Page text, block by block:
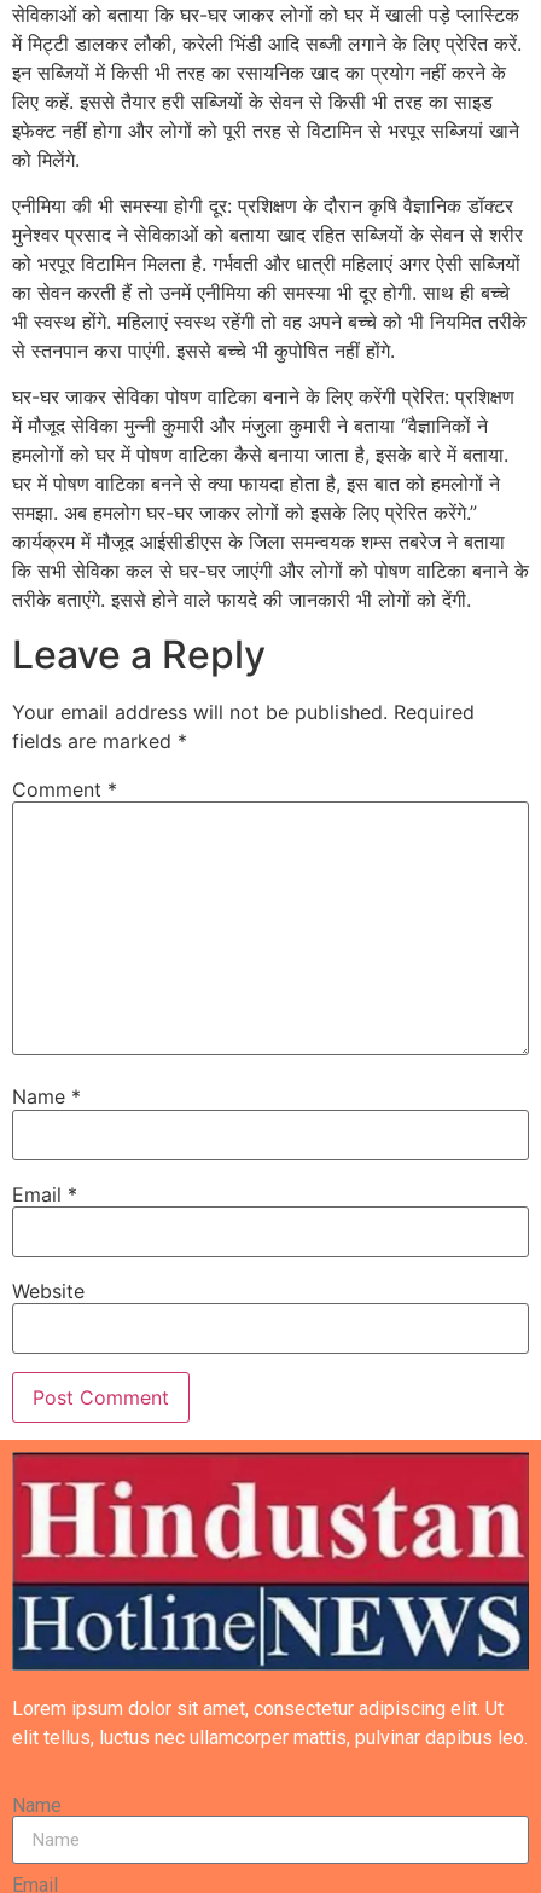
सेविकाओं को बताया कि घर-घर जाकर लोगों को घर में खाली पड़े प्लास्टिक
में मिट्टी डालकर लौकी, करेली भिंडी आदि सब्जी लगाने के लिए प्रेरित करें.
इन सब्जियों में किसी भी तरह का रसायनिक खाद का प्रयोग नहीं करने के
लिए कहें. इससे तैयार हरी सब्जियों के सेवन से किसी भी तरह का साइड
इफेक्ट नहीं होगा और लोगों को पूरी तरह से विटामिन से भरपूर सब्जियां खाने
को मिलेंगे.
एनीमिया की भी समस्या होगी दूर: प्रशिक्षण के दौरान कृषि वैज्ञानिक डॉक्टर
मुनेश्वर प्रसाद ने सेविकाओं को बताया खाद रहित सब्जियों के सेवन से शरीर
को भरपूर विटामिन मिलता है. गर्भवती और धात्री महिलाएं अगर ऐसी सब्जियों
का सेवन करती हैं तो उनमें एनीमिया की समस्या भी दूर होगी. साथ ही बच्चे
भी स्वस्थ होंगे. महिलाएं स्वस्थ रहेंगी तो वह अपने बच्चे को भी नियमित तरीके
से स्तनपान करा पाएंगी. इससे बच्चे भी कुपोषित नहीं होंगे.
घर-घर जाकर सेविका पोषण वाटिका बनाने के लिए करेंगी प्रेरित: प्रशिक्षण
में मौजूद सेविका मुन्नी कुमारी और मंजुला कुमारी ने बताया “वैज्ञानिकों ने
हमलोगों को घर में पोषण वाटिका कैसे बनाया जाता है, इसके बारे में बताया.
घर में पोषण वाटिका बनने से क्या फायदा होता है, इस बात को हमलोगों ने
समझा. अब हमलोग घर-घर जाकर लोगों को इसके लिए प्रेरित करेंगे.”
कार्यक्रम में मौजूद आईसीडीएस के जिला समन्वयक शम्स तबरेज ने बताया
कि सभी सेविका कल से घर-घर जाएंगी और लोगों को पोषण वाटिका बनाने के
तरीके बताएंगे. इससे होने वाले फायदे की जानकारी भी लोगों को देंगी.
Leave a Reply
Your email address will not be published. Required
fields are marked *
Comment *
Name *
Email *
Website
Lorem ipsum dolor sit amet, consectetur adipiscing elit. Ut
elit tellus, luctus nec ullamcorper mattis, pulvinar dapibus leo.
Name
Email